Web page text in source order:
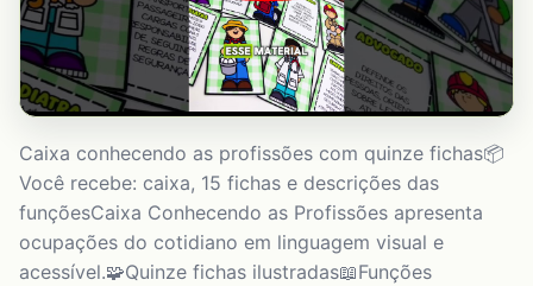
Caixa conhecendo as profissões com quinze fichas📦
Você recebe: caixa, 15 fichas e descrições das
funçõesCaixa Conhecendo as Profissões apresenta
ocupações do cotidiano em linguagem visual e
acessível.🧩Quinze fichas ilustradas📖Funções